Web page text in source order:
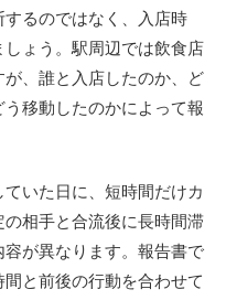
るのではなく、入店時
ょう。駅周辺では飲食店
、誰と入店したのか、ど
移動したのかによって報
いた日に、短時間だけカ
相手と合流後に長時間滞
が異なります。報告書で
と前後の行動を合わせて